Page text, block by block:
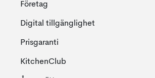
Företag
Digital tillgänglighet
Prisgaranti
KitchenClub